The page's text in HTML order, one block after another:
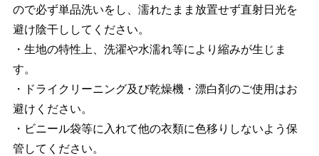
ので必ず単品洗いをし、濡れたまま放置せず直射日光を
避け陰干ししてください。
・生地の特性上、洗濯や水濡れ等により縮みが生じま
す。
・ドライクリーニング及び乾燥機・漂白剤のご使用はお
避けください。
・ビニール袋等に入れて他の衣類に色移りしないよう保
管してください。